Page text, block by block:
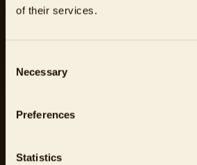
of their services.
Selection
Necessary
Preferences
Statistics
Presse
Investor Relations
Meldestelle gem.